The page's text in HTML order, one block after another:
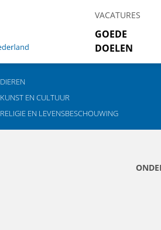
VACATURES
GOEDE
DOELEN
DIEREN
KUNST EN CULTUUR
RELIGIE EN LEVENSBESCHOUWING